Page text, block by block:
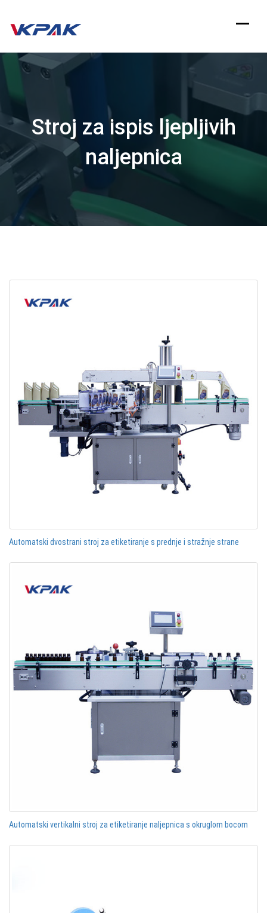
Preskoči
Stroj za ispis ljepljivih
naljepnica
Automatski dvostrani stroj za etiketiranje s prednje i stražnje strane
Automatski vertikalni stroj za etiketiranje naljepnica s okruglom bocom